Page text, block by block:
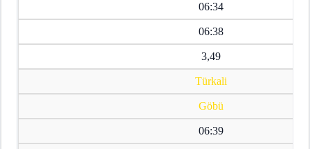
06:34
06:38
3,49
Türkali
Göbü
06:39